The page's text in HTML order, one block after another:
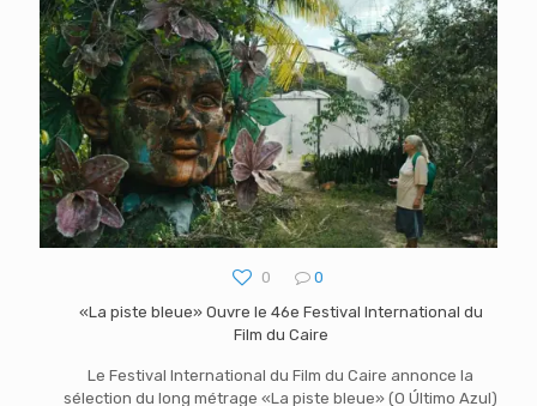
0
0
«La piste bleue» Ouvre le 46e Festival International du
Film du Caire
Le Festival International du Film du Caire annonce la
sélection du long métrage «La piste bleue» (O Último Azul)